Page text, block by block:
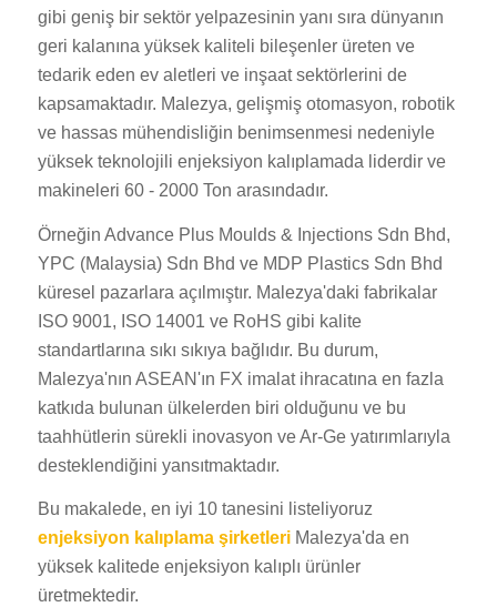
gibi geniş bir sektör yelpazesinin yanı sıra dünyanın
geri kalanına yüksek kaliteli bileşenler üreten ve
tedarik eden ev aletleri ve inşaat sektörlerini de
kapsamaktadır. Malezya, gelişmiş otomasyon, robotik
ve hassas mühendisliğin benimsenmesi nedeniyle
yüksek teknolojili enjeksiyon kalıplamada liderdir ve
makineleri 60 - 2000 Ton arasındadır.
Örneğin Advance Plus Moulds & Injections Sdn Bhd,
YPC (Malaysia) Sdn Bhd ve MDP Plastics Sdn Bhd
küresel pazarlara açılmıştır. Malezya'daki fabrikalar
ISO 9001, ISO 14001 ve RoHS gibi kalite
standartlarına sıkı sıkıya bağlıdır. Bu durum,
Malezya'nın ASEAN'ın FX imalat ihracatına en fazla
katkıda bulunan ülkelerden biri olduğunu ve bu
taahhütlerin sürekli inovasyon ve Ar-Ge yatırımlarıyla
desteklendiğini yansıtmaktadır.
Bu makalede, en iyi 10 tanesini listeliyoruz
enjeksiyon kalıplama şirketleri Malezya'da en
yüksek kalitede enjeksiyon kalıplı ürünler
üretmektedir.